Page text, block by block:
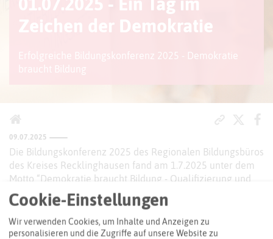
Zeichen der Demokratie
Erfolgreiche Bildungskonferenz 2025 - Demokratie
braucht Bildung
09.07.2025
Die Bildungskonferenz 2025 des Regionalen Bildungsbüros
des Kreises Recklinghausen fand am 1.7.2025 unter dem
Motto “Demokratie braucht Bildung - Qualifizierung und
Austausch zur Demokratiebildung entlang der
Bildungskette” statt und war ein großer Erfolg.
Trotz der außergewöhnlich hohen Temperaturen folgten
Cookie-Einstellungen
Wir verwenden Cookies, um Inhalte und Anzeigen zu
personalisieren und die Zugriffe auf unsere Website zu